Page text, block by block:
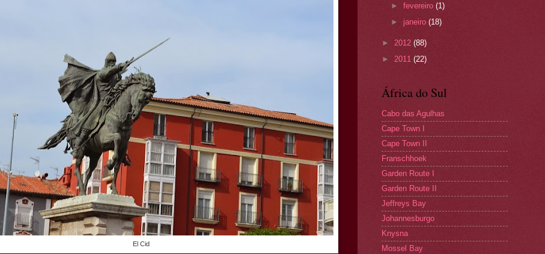
El Cid
►fevereiro(1)
► janeiro(18)
► 2012 (88)
► 2011 (22)
África do Sul
Cabo das Agulhas
Cape Town I
Cape Town II
Franschhoek
Garden Route I
Garden Route II
Jeffreys Bay
Johannesburgo
Knysna
Mossel Bay